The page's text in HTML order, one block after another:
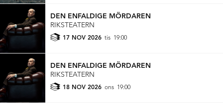
DEN ENFALDIGE MÖRDAREN
RIKSTEATERN
17 NOV 2026 tis 19:00
DEN ENFALDIGE MÖRDAREN
RIKSTEATERN
18 NOV 2026 ons 19:00